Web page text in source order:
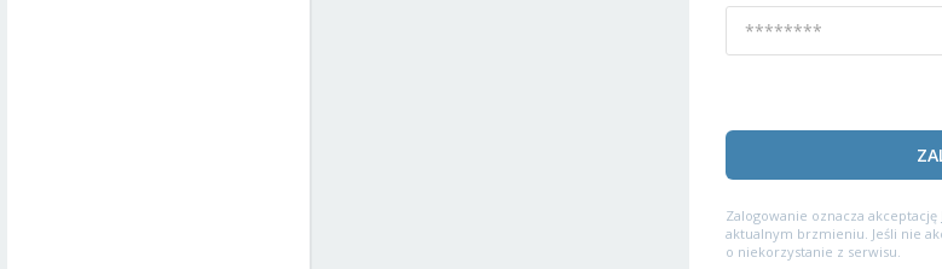
Zalogowanie oznacza akceptację
aktualnym brzmieniu. Jeśli nie
o niekorzystanie z serwisu.